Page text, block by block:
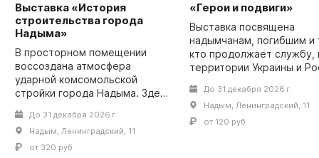
Выставка «История
строительства города
Надыма»
В просторном помещении
воссоздана атмосфера
ударной комсомольской
стройки города Надыма. Здесь
рассказывающие о первых
строительных организациях:
трестах «Севергазстрой»,
До 31 декабря 2026 г.
Надым, Ленинградский, 11
от 320 руб
«Герои и подвиги»
Выставка посвящена
надымчанам, погибшим и
кто продолжает службу,
территории Украины и
военной операции. В
выставочном зале на
До 31 декабря 2026 г.
Надым, Ленинградский, 11
от 120 руб